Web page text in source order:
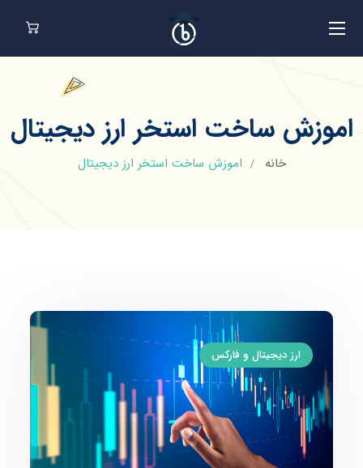
اموزش ساخت استخر ارز دیجیتال
خانه اموزش ساخت استخر ارز دیجیتال
ارز دیجیتال و فارکس